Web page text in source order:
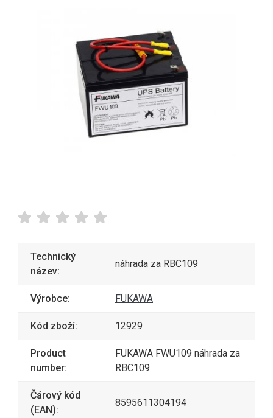
Technický
název:
náhrada za RBC109
Výrobce: FUKAWA
Kód zboží: 12929
Product
number:
FUKAWA FWU109 náhrada za
RBC109
Čárový kód
(EAN):
8595611304194